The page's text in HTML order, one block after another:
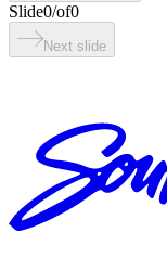
Slide0/of0
Next slide